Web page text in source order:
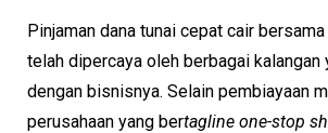
Pinjaman dana tunai cepat cair
telah dipercaya oleh berbagai kalangan
dengan bisnisnya. Selain pembiayaan
perusahaan yang bertagline one-stop